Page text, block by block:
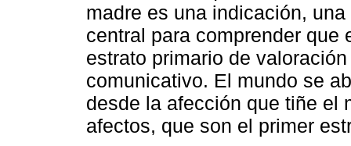
madre es una indicación,
central para comprender
estrato primario de
comunicativo. El mundo se
desde la afección que tiñe el
afectos, que son el primer